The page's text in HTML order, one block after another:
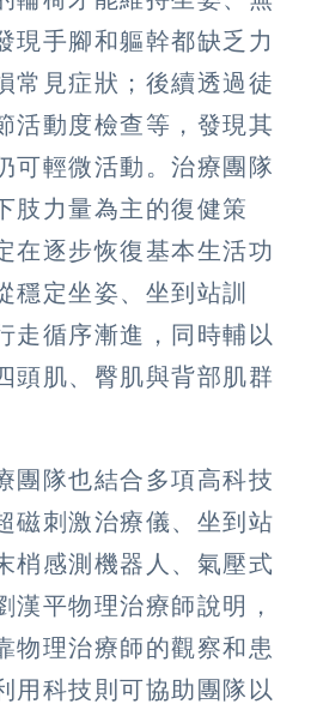
現手腳和軀幹都缺乏力
常見症狀；後續透過徒
活動度檢查等，發現其
可輕微活動。治療團隊
肢力量為主的復健策
在逐步恢復基本生活功
穩定坐姿、坐到站訓
走循序漸進，同時輔以
頭肌、臀肌與背部肌群
團隊也結合多項高科技
磁刺激治療儀、坐到站
梢感測機器人、氣壓式
漢平物理治療師說明，
物理治療師的觀察和患
用科技則可協助團隊以